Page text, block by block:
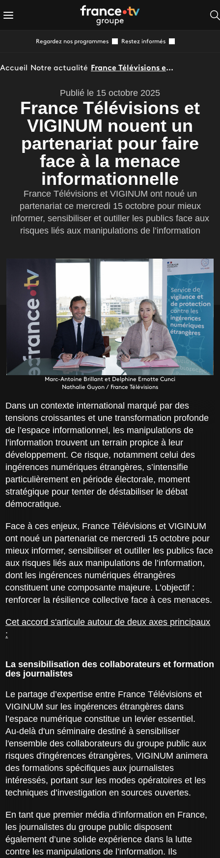
Regardez nos programmes Restez informés
Accueil Notre actualité France Télévisions et VIGINUM nouent un partenariat pour faire face à la menace informationnelle
Publié le 15 octobre 2025
France Télévisions et
VIGINUM nouent un
partenariat pour faire
face à la menace
informationnelle
France Télévisions et VIGINUM ont noué un
partenariat ce mercredi 15 octobre pour mieux
informer, sensibiliser et outiller les publics face aux
risques liés aux manipulations de l’information
Marc-Antoine Brillant et Delphine Ernotte Cunci
Nathalie Guyon / France Télévisions
Dans un contexte international marqué par des
tensions croissantes et une transformation profonde
de l’espace informationnel, les manipulations de
l’information trouvent un terrain propice à leur
développement. Ce risque, notamment celui des
ingérences numériques étrangères, s’intensifie
particulièrement en période électorale, moment
stratégique pour tenter de déstabiliser le débat
démocratique.
Face à ces enjeux, France Télévisions et VIGINUM
ont noué un partenariat ce mercredi 15 octobre pour
mieux informer, sensibiliser et outiller les publics face
aux risques liés aux manipulations de l’information,
dont les ingérences numériques étrangères
constituent une composante majeure. L’objectif :
renforcer la résilience collective face à ces menaces.
Cet accord s'articule autour de deux axes principaux
:
La sensibilisation des collaborateurs et formation
des journalistes
Le partage d’expertise entre France Télévisions et
VIGINUM sur les ingérences étrangères dans
l’espace numérique constitue un levier essentiel.
Au-delà d'un séminaire destiné à sensibiliser
l'ensemble des collaborateurs du groupe public aux
risques d'ingérences étrangères, VIGINUM animera
des formations spécifiques aux journalistes
intéressés, portant sur les modes opératoires et les
techniques d’investigation en sources ouvertes.
En tant que premier média d’information en France,
les journalistes du groupe public disposent
également d’une solide expérience dans la lutte
contre les manipulations de l’information. Ils